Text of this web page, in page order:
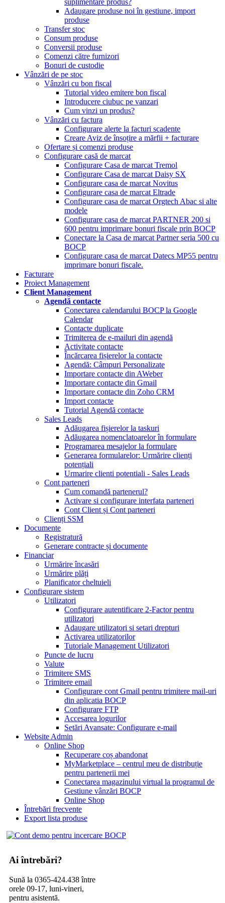
suplimentare produs?
Adaugare produse noi în gestiune, import
produse
Transfer stoc
Consum produse
Conversii produse
Comenzi către furnizori
Bonuri de custodie
Vânzări de pe stoc
Vânzări cu bon fiscal
Tutorial video emitere bon fiscal
Introducere ciubuc pe vanzari
Cum vinzi un produs?
Vânzări cu factura
Configurare alerte la facturi scadente
Creare Aviz de însoțire a mărfii + facturare
Ofertare și comenzi produse
Configurare casă de marcat
Configurare Casa de marcat Tremol
Configurare Casa de marcat Daisy SX
Configurare casa de marcat Novitus
Configurare casa de marcat Eltrade
Configurare casa de marcat Orgtech Abac si alte
modele
Configurare casa de marcat PARTNER 200 si
600 pentru imprimare bonuri fiscale prin BOCP
Conectare la Casa de marcat Partner seria 500 cu
BOCP
Configurare casa de marcat Datecs MP55 pentru
imprimare bonuri fiscale.
Facturare
Proiect Management
Client Management
Agendă contacte
Conectarea calendarului BOCP la Google
Calendar
Contacte duplicate
Trimiterea de e-mailuri din agendă
Activitate contacte
Încărcarea fișierelor la contacte
Agendă: Câmpuri Personalizate
Importare contacte din AWeber
Importare contacte din Gmail
Importare contacte din Zoho CRM
Import contacte
Tutorial Agendă contacte
Sales Leads
Adăugarea fișierelor la taskuri
Adăugarea nomenclatoarelor în formulare
Programarea mesajelor la formulare
Generarea formularelor: Urmărire clienți
potențiali
Urmarire clienti potentiali - Sales Leads
Cont parteneri
Cum comandă partenerul?
Activare si configurare interfata parteneri
Cont Client și Cont parteneri
Clienți SSM
Documente
Registratură
Generare contracte și documente
Financiar
Urmărire încasări
Urmărire plăți
Planificator cheltuieli
Configurare sistem
Utilizatori
Configurare autentificare 2-Factor pentru
utilizatori
Adaugare utilizatori si setari drepturi
Activarea utilizatorilor
Tutoriale Management Utilizatori
Puncte de lucru
Valute
Trimitere SMS
Trimitere email
Configurare cont Gmail pentru trimitere mail-uri
din aplicatia BOCP
Configurare FTP
Accesarea logurilor
Setări Avansate: Configurare e-mail
Website Admin
Online Shop
Recuperare coș abandonat
MyMarketplace – centrul meu de distribuție
pentru partenerii mei
Conectarea magazinului virtual la programul de
Gestiune vânzări BOCP
Online Shop
Întrebări frecvente
Export lista produse
Ai întrebări?
Sună la 0365-424.438 între
orele 09-17, luni-vineri,
pentru asistentă.